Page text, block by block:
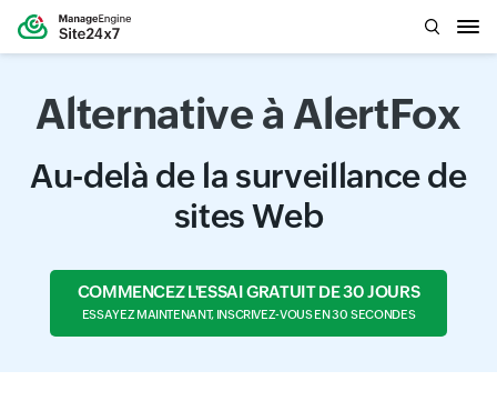
Alternative à AlertFox
Au-delà de la surveillance de
sites Web
COMMENCEZ L'ESSAI GRATUIT DE 30 JOURS
ESSAYEZ MAINTENANT, INSCRIVEZ-VOUS EN 30 SECONDES